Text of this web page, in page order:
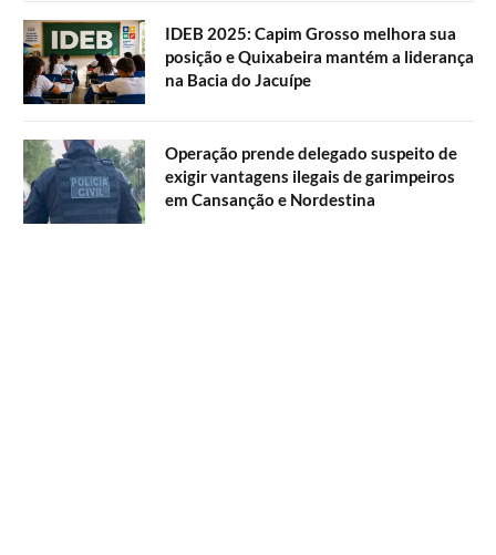
IDEB 2025: Capim Grosso melhora sua
posição e Quixabeira mantém a liderança
na Bacia do Jacuípe
Operação prende delegado suspeito de
exigir vantagens ilegais de garimpeiros
em Cansanção e Nordestina